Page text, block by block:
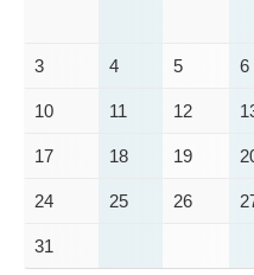
3 4 5 6
10 11 12
17 18 19
24 25 26
31